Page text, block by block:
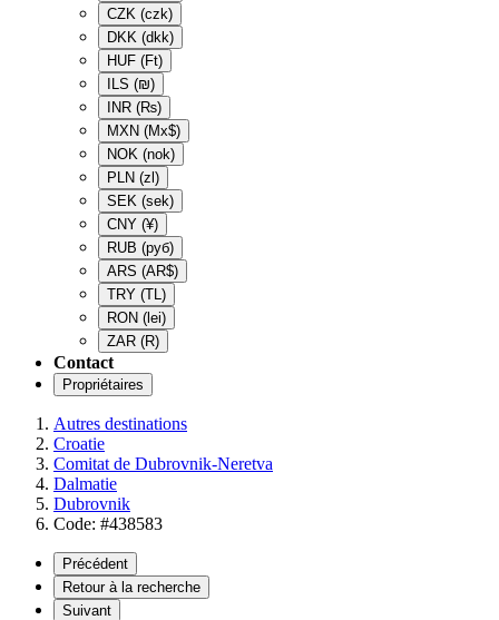
CZK (czk)
DKK (dkk)
HUF (Ft)
ILS (₪)
INR (₨)
MXN (Mx$)
NOK (nok)
PLN (zl)
SEK (sek)
CNY (¥)
RUB (руб)
ARS (AR$)
TRY (TL)
RON (lei)
ZAR (R)
Contact
Propriétaires
Autres destinations
Croatie
Comitat de Dubrovnik-Neretva
Dalmatie
Dubrovnik
Code: #438583
Précédent
Retour à la recherche
Suivant